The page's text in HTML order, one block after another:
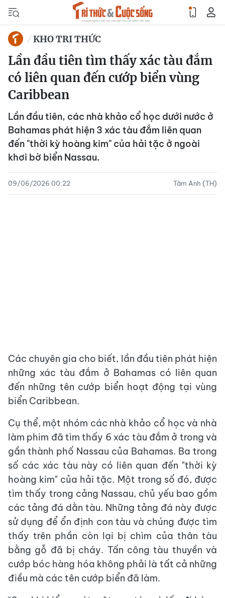
KHO TRI THỨC
Lần đầu tiên tìm thấy xác tàu đắm
có liên quan đến cướp biển vùng
Caribbean
Lần đầu tiên, các nhà khảo cổ học dưới nước ở
Bahamas phát hiện 3 xác tàu đắm liên quan
đến "thời kỳ hoàng kim" của hải tặc ở ngoài
khơi bờ biển Nassau.
09/06/2026 00:22 Tâm Anh (TH)
Các chuyên gia cho biết, lần đầu tiên phát hiện
những xác tàu đắm ở Bahamas có liên quan
đến những tên cướp biển hoạt động tại vùng
biển Caribbean.
Cụ thể, một nhóm các nhà khảo cổ học và nhà
làm phim đã tìm thấy 6 xác tàu đắm ở trong và
gần thành phố Nassau của Bahamas. Ba trong
số các xác tàu này có liên quan đến "thời kỳ
hoàng kim" của hải tặc. Một trong số đó, được
tìm thấy trong cảng Nassau, chủ yếu bao gồm
các tảng đá dằn tàu. Những tảng đá này được
sử dụng để ổn định con tàu và chúng được tìm
thấy trên phần còn lại bị chìm của thân tàu
bằng gỗ đã bị cháy. Tấn công tàu thuyền và
cướp bóc hàng hóa không phải là tất cả những
điều mà các tên cướp biển đã làm.